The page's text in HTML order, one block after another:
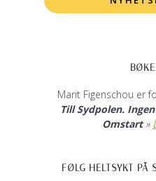
Marit Figenschou er
Till Sydpolen.
Omstart»
FØLG HELTSYKT PÅ